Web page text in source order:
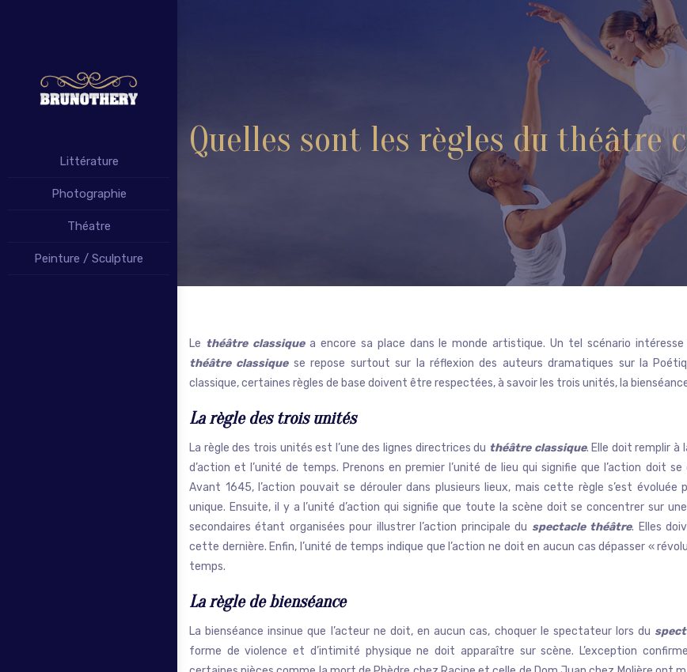
Littérature
Photographie
Théatre
Peinture / Sculpture
Quelles sont les règles du théâtre
Le théâtre classiquea encore sa place dans le monde artistique. Un tel scénario intéresse
théâtre classiquese repose surtout sur la réflexion des auteurs dramatiques sur la
classique, certaines règles de base doivent être respectées, à savoir les trois unités, la
La règle des trois unités
La règle des trois unités est l’une des lignes directrices du théâtre classique. Elle doit remplir à
d’action et l’unité de temps. Prenons en premier l’unité de lieu qui signifie que l’action doit se
Avant 1645, l’action pouvait se dérouler dans plusieurs lieux, mais cette règle s’est évoluée
unique. Ensuite, il y a l’unité d’action qui signifie que toute la scène doit se concentrer sur
secondaires étant organisées pour illustrer l’action principale du spectacle théâtre. Elles
cette dernière. Enfin, l’unité de temps indique que l’action ne doit en aucun cas dépasser «
temps.
La règle de bienséance
La bienséance insinue que l’acteur ne doit, en aucun cas, choquer le spectateur lors du
forme de violence et d’intimité physique ne doit apparaître sur scène. L’exception